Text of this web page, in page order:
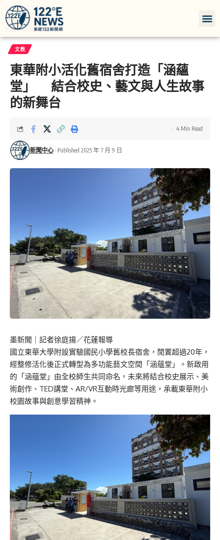
文教
東華附小活化舊宿舍打造「涵蘊
堂」 結合校史、藝文與人生故事
的新舞台
新聞中心 Published 2025 年 7 月 9 日
4 Min Read
墨新聞 ｜記者徐庭揚／花蓮報導
國立東華大學附設實驗國民小學舊校長宿舍，閒置超過20年，
經整修活化後正式轉型為多功能藝文空間「涵蘊堂」。新啟用
的「涵蘊堂」由全校師生共同命名，未來將結合校史展示、美
術創作、TED講堂、AR/VR互動時光廊等用途，承載東華附小
校園故事與創意學習精神。